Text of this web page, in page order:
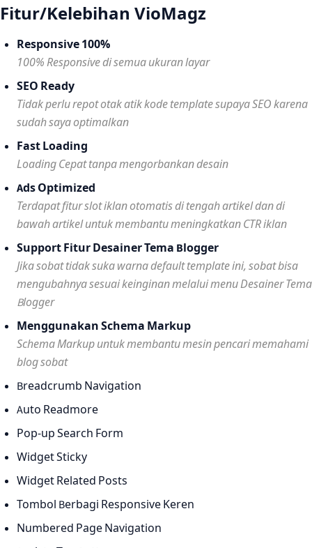
Fitur/Kelebihan VioMagz
Responsive 100%
100% Responsive di semua ukuran layar
SEO Ready
Tidak perlu repot otak atik kode template supaya SEO karena
sudah saya optimalkan
Fast Loading
Loading Cepat tanpa mengorbankan desain
Ads Optimized
Terdapat fitur slot iklan otomatis di tengah artikel dan di
bawah artikel untuk membantu meningkatkan CTR iklan
Support Fitur Desainer Tema Blogger
Jika sobat tidak suka warna default template ini, sobat bisa
mengubahnya sesuai keinginan melalui menu Desainer Tema
Blogger
Menggunakan Schema Markup
Schema Markup untuk membantu mesin pencari memahami
blog sobat
Breadcrumb Navigation
Auto Readmore
Pop-up Search Form
Widget Sticky
Widget Related Posts
Tombol Berbagi Responsive Keren
Numbered Page Navigation